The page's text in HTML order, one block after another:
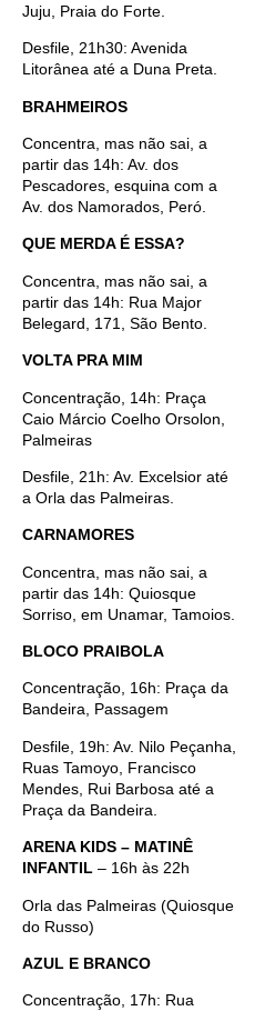
Juju, Praia do Forte.
Desfile, 21h30: Avenida
Litorânea até a Duna Preta.
BRAHMEIROS
Concentra, mas não sai, a
partir das 14h: Av. dos
Pescadores, esquina com a
Av. dos Namorados, Peró.
QUE MERDA É ESSA?
Concentra, mas não sai, a
partir das 14h: Rua Major
Belegard, 171, São Bento.
VOLTA PRA MIM
Concentração, 14h: Praça
Caio Márcio Coelho Orsolon,
Palmeiras
Desfile, 21h: Av. Excelsior até
a Orla das Palmeiras.
CARNAMORES
Concentra, mas não sai, a
partir das 14h: Quiosque
Sorriso, em Unamar, Tamoios.
BLOCO PRAIBOLA
Concentração, 16h: Praça da
Bandeira, Passagem
Desfile, 19h: Av. Nilo Peçanha,
Ruas Tamoyo, Francisco
Mendes, Rui Barbosa até a
Praça da Bandeira.
ARENA KIDS – MATINÊ
INFANTIL – 16h às 22h
Orla das Palmeiras (Quiosque
do Russo)
AZUL E BRANCO
Concentração, 17h: Rua